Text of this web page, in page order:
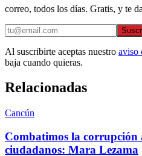
correo, todos los días. Gratis, y te
Al suscribirte aceptas nuestro aviso
baja cuando quieras.
Relacionadas
Cancún
Combatimos la corrupción
ciudadanos: Mara Lezama